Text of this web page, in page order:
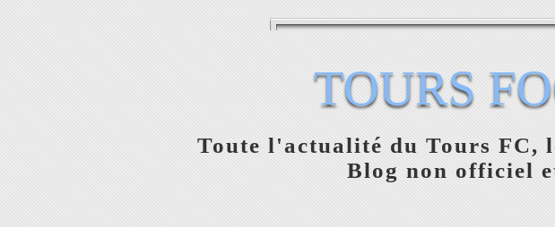
TOURS
Toute l'actualité du Tours FC,
Blog non officiel